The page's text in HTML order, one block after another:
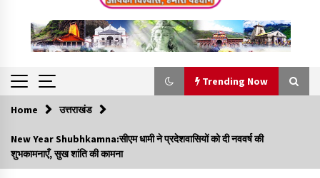
Trending Now
Trending Now
Minorities Rights Day : विश्व अल्पसंख्यक अधिकार दिवस
कार्यक्रम में शामिल हुए सीएम,आधुनिक मदरसों का नाम अब्दुल कलाम के नाम
Home उत्तराखंड
New Year Shubhkamna:सीएम धामी ने प्रदेशवासियों को दी नववर्ष की
शुभकामनाएँ, सुख शांति की कामना